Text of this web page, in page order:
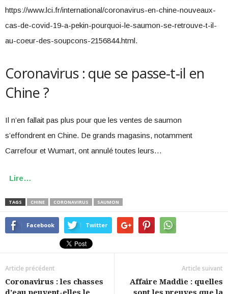
https://www.lci.fr/international/coronavirus-en-chine-nouveaux-
cas-de-covid-19-a-pekin-pourquoi-le-saumon-se-retrouve-t-il-
au-coeur-des-soupcons-2156844.html.
Coronavirus : que se passe-t-il en
Chine ?
Il n’en fallait pas plus pour que les ventes de saumon
s’effondrent en Chine. De grands magasins, notamment
Carrefour et Wumart, ont annulé toutes leurs…
Lire…
TAGS CHINE CORONAVIRUS SAUMON
Facebook Twitter
Article précédent
Coronavirus : les chasses
Article suivant
Affaire Maddie : quelles